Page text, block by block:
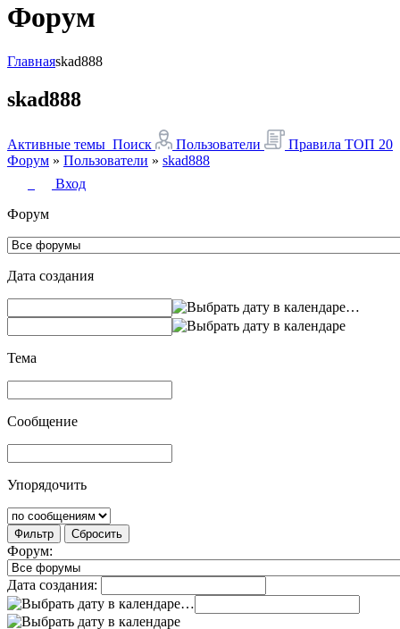
Форум
Главнаяskad888
skad888
Активные темы Поиск Пользователи Правила ТОП 20
Форум » Пользователи » skad888
Вход
Форум
Дата создания
…
Тема
Сообщение
Упорядочить
Фильтр Сбросить
Форум:
Дата создания:
…